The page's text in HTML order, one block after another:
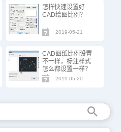
怎样快速设置好
CAD绘图比例？
2019-05-21
CAD图纸比例设置
不一样，标注样式
怎么都设置一样？
2019-05-20